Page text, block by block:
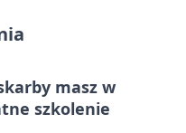
masz w
szkolenie